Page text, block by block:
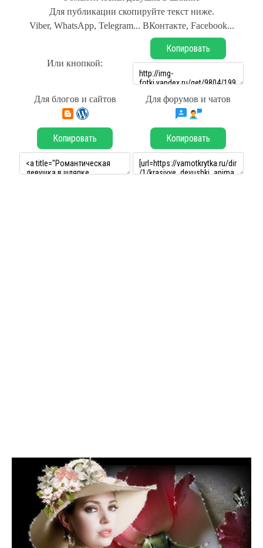
Для публикации скопируйте текст ниже.
Viber, WhatsApp, Telegram... ВКонтакте, Facebook...
Или кнопкой:
Копировать
Для блогов и сайтов Для форумов и чатов
Копировать Копировать